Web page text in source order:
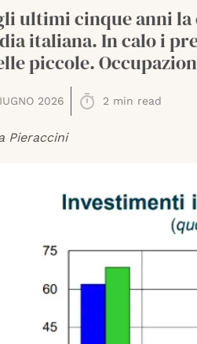
ultimi cinque anni
italiana. In calo i
piccole.
2026 2 min read
Pieraccini